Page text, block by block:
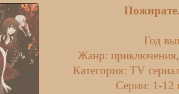
Год
Жанр: приключения,
Категория: TV
Серии: 1-12